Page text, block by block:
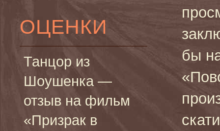
ОЦЕНКИ
Танцор из
Шоушенка —
отзыв на фильм
«Призрак в
бы